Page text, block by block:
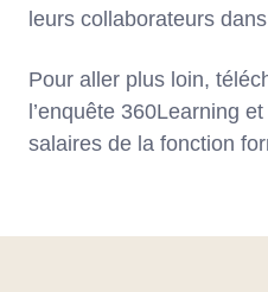
leurs collaborateurs
Pour aller plus loin,
l’enquête 360Learning
salaires de la fonction